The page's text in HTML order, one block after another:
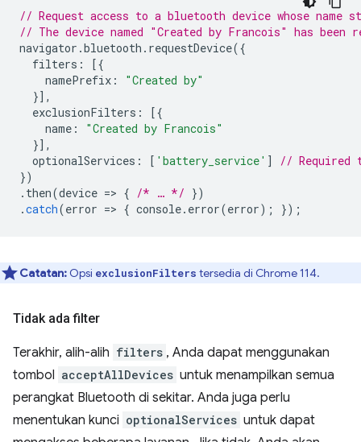
// Request access to a bluetooth device whose
// The device named "Created by Francois" has been
navigator .bluetooth . requestDevice({
filters :
[{
namePrefix :
"Created by"
}],
exclusionFilters :
[{
name :
"Created by Francois"
}],
optionalServices : [ 'battery_service' ]
// Required
})
. then(device => { /* … */ })
.catch(error => { console. error(error); });
Catatan: Opsi exclusionFilters tersedia di Chrome 114.
Tidak ada filter
Terakhir, alih-alih filters , Anda dapat menggunakan
tombol acceptAllDevices untuk menampilkan semua
perangkat Bluetooth di sekitar. Anda juga perlu
menentukan kunci optionalServices untuk dapat